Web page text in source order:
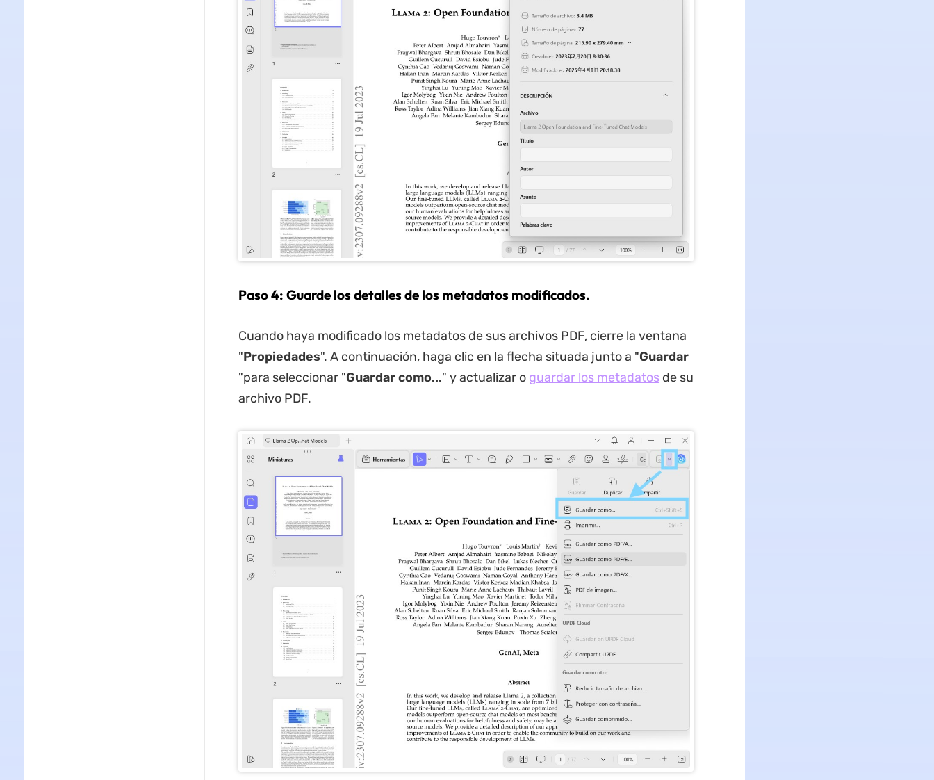
Paso 4: Guarde los detalles de los metadatos modificados.
Cuando haya modificado los metadatos de sus archivos PDF, cierre la ventana
"Propiedades". A continuación, haga clic en la flecha situada junto a "Guardar
"para seleccionar "Guardar como..." y actualizar o guardar los metadatosde su
archivo PDF.